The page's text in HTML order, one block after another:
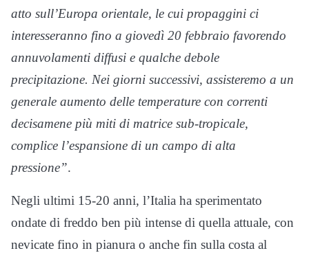
atto sull’Europa orientale, le cui propaggini ci
interesseranno fino a giovedì 20 febbraio favorendo
annuvolamenti diffusi e qualche debole
precipitazione. Nei giorni successivi, assisteremo a un
generale aumento delle temperature con correnti
decisamene più miti di matrice sub-tropicale,
complice l’espansione di un campo di alta
pressione”.
Negli ultimi 15-20 anni, l’Italia ha sperimentato
ondate di freddo ben più intense di quella attuale, con
nevicate fino in pianura o anche fin sulla costa al